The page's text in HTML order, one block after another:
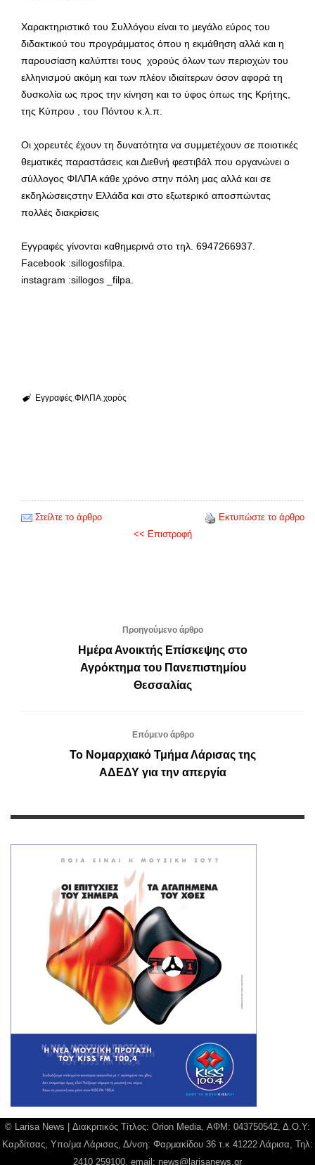
Χαρακτηριστικό του Συλλόγου είναι το μεγάλο εύρος του
διδακτικού του προγράμματος όπου η εκμάθηση αλλά και η
παρουσίαση καλύπτει τους χορούς όλων των περιοχών του
ελληνισμού ακόμη και των πλέον ιδιαίτερων όσον αφορά τη
δυσκολία ως προς την κίνηση και το ύφος όπως της Κρήτης,
της Κύπρου , του Πόντου κ.λ.π.
Οι χορευτές έχουν τη δυνατότητα να συμμετέχουν σε ποιοτικές
θεματικές παραστάσεις και Διεθνή φεστιβάλ που οργανώνει ο
σύλλογος ΦΙΛΠΑ κάθε χρόνο στην πόλη μας αλλά και σε
εκδηλώσειςστην Ελλάδα και στο εξωτερικό αποσπώντας
πολλές διακρίσεις
Εγγραφές γίνονται καθημερινά στο τηλ. 6947266937.
Facebook :sillogosfilpa.
instagram :sillogos _filpa.
Εγγραφές ΦΙΛΠΑ χορός
Στείλτε το άρθρο
Εκτυπώστε το άρθρο
<< Επιστροφή
Προηγούμενο άρθρο
Ημέρα Ανοικτής Επίσκεψης στο
Αγρόκτημα του Πανεπιστημίου
Θεσσαλίας
Επόμενο άρθρο
Το Νομαρχιακό Τμήμα Λάρισας της
ΑΔΕΔΥ για την απεργία
© Larisa News | Διακριτικός Τίτλος: Orion Media, ΑΦΜ: 043750542, Δ.Ο.Υ:
Καρδίτσας, Υπο/μα Λάρισας, Δ/νση: Φαρμακίδου 36 τ.κ 41222 Λάρισα, Τηλ:
2410 259100, email: news@larisanews.gr